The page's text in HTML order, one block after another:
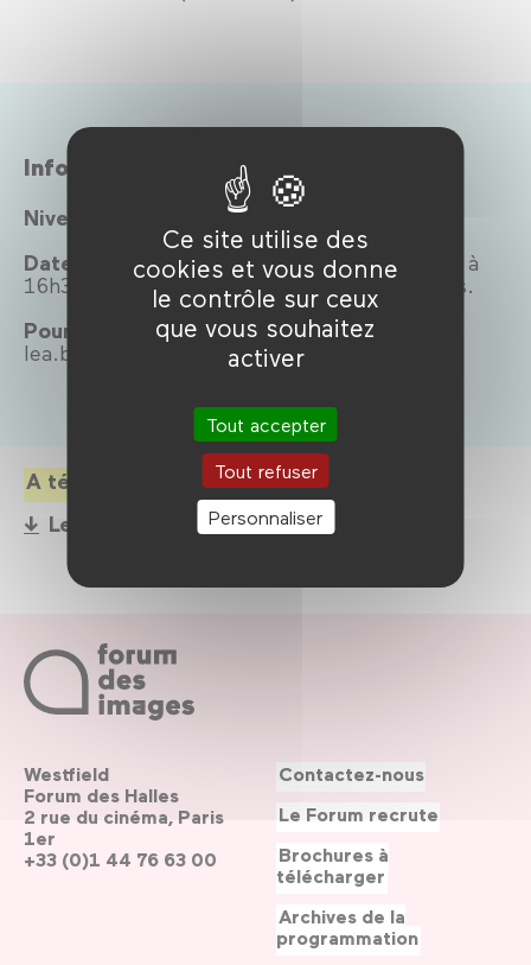
Ce site utilise des
cookies et vous donne
le contrôle sur ceux
que vous souhaitez
activer
Tout accepter
Tout refuser
Personnaliser
Infos pratiques
Niveau :
Du CE2 au CM2
Dates :
Tous les mardis et vendredis de 15h à
16h30 dans des écoles primaires parisiennes.
Pour toute demande de renseignements :
lea.bodin@forumdesimages.fr
A télécharger
Le projet pédagogique de l’atelier (pdf)
Westfield
Forum des Halles
2 rue du cinéma, Paris
1er
+33 (0)1 44 76 63 00
Contactez-nous
Le Forum recrute
Brochures à
télécharger
Archives de la
programmation